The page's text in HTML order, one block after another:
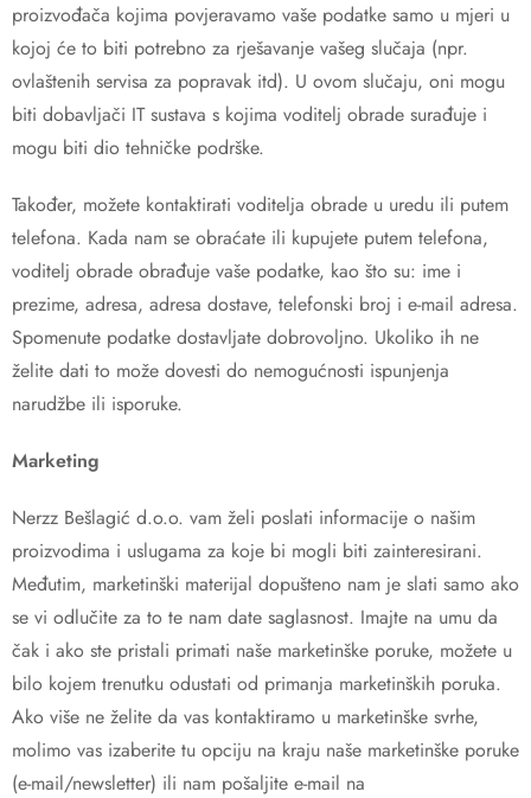
proizvođača kojima povjeravamo vaše podatke samo u mjeri u
kojoj će to biti potrebno za rješavanje vašeg slučaja (npr.
ovlaštenih servisa za popravak itd). U ovom slučaju, oni mogu
biti dobavljači IT sustava s kojima voditelj obrade surađuje i
mogu biti dio tehničke podrške.
Također, možete kontaktirati voditelja obrade u uredu ili putem
telefona. Kada nam se obraćate ili kupujete putem telefona,
voditelj obrade obrađuje vaše podatke, kao što su: ime i
prezime, adresa, adresa dostave, telefonski broj i e-mail adresa.
Spomenute podatke dostavljate dobrovoljno. Ukoliko ih ne
želite dati to može dovesti do nemogućnosti ispunjenja
narudžbe ili isporuke.
Marketing
Nerzz Bešlagić d.o.o. vam želi poslati informacije o našim
proizvodima i uslugama za koje bi mogli biti zainteresirani.
Međutim, marketinški materijal dopušteno nam je slati samo ako
se vi odlučite za to te nam date saglasnost. Imajte na umu da
čak i ako ste pristali primati naše marketinške poruke, možete u
bilo kojem trenutku odustati od primanja marketinških poruka.
Ako više ne želite da vas kontaktiramo u marketinške svrhe,
molimo vas izaberite tu opciju na kraju naše marketinške poruke
(e-mail/newsletter) ili nam pošaljite e-mail na